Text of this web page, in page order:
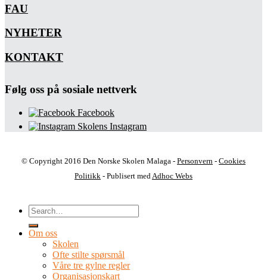
FAU
NYHETER
KONTAKT
Følg oss på sosiale nettverk
Facebook
Skolens Instagram
© Copyright 2016 Den Norske Skolen Malaga - Personvern - Cookies
Politikk - Publisert med Adhoc Webs
Om oss
Skolen
Ofte stilte spørsmål
Våre tre gylne regler
Organisasjonskart